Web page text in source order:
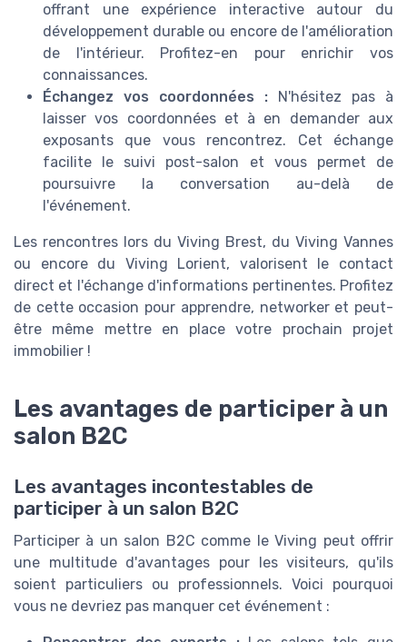
offrant une expérience interactive autour du
développement durable ou encore de l'amélioration
de l'intérieur. Profitez-en pour enrichir vos
connaissances.
Échangez vos coordonnées : N'hésitez pas à
laisser vos coordonnées et à en demander aux
exposants que vous rencontrez. Cet échange
facilite le suivi post-salon et vous permet de
poursuivre la conversation au-delà de
l'événement.
Les rencontres lors du Viving Brest, du Viving Vannes
ou encore du Viving Lorient, valorisent le contact
direct et l'échange d'informations pertinentes. Profitez
de cette occasion pour apprendre, networker et peut-
être même mettre en place votre prochain projet
immobilier !
Les avantages de participer à un
salon B2C
Les avantages incontestables de
participer à un salon B2C
Participer à un salon B2C comme le Viving peut offrir
une multitude d'avantages pour les visiteurs, qu'ils
soient particuliers ou professionnels. Voici pourquoi
vous ne devriez pas manquer cet événement :